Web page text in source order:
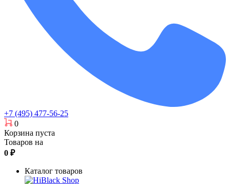
+7 (495) 477-56-25
0
Корзина пуста
Товаров на
0 ₽
Каталог товаров